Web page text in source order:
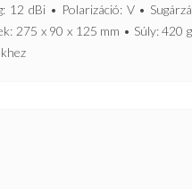
12 dBi • Polarizáció: V •
275 x 90 x 125 mm • Súly: 420